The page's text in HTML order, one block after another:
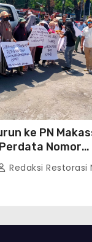
ke PN
Nomor
PN Mks
Redaksi Restorasi